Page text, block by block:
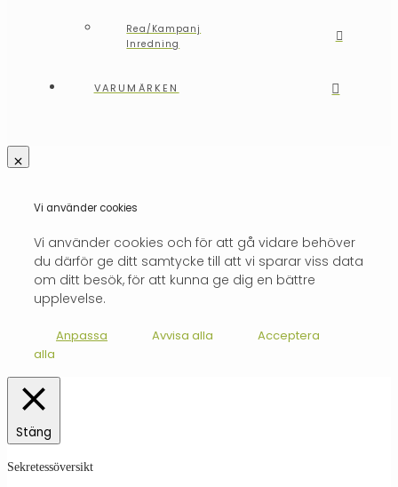
Rea/Kampanj
Inredning
VARUMÄRKEN
Vi använder cookies
Vi använder cookies och för att gå vidare behöver
du därför ge ditt samtycke till att vi sparar viss data
om ditt besök, för att kunna ge dig en bättre
upplevelse.
Anpassa Avvisa alla
Acceptera
alla
Stäng
Sekretessöversikt